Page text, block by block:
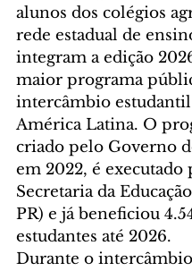
alunos dos colégios
rede estadual de
integram a edição
maior programa
intercâmbio
América Latina. O
criado pelo Governo
em 2022, é executado
Secretaria da
PR) e já beneficiou
estudantes até 2026.
Durante o